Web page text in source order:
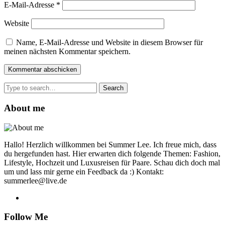
E-Mail-Adresse *
Website
Name, E-Mail-Adresse und Website in diesem Browser für
meinen nächsten Kommentar speichern.
Search
for:
About me
Hallo! Herzlich willkommen bei Summer Lee. Ich freue mich, dass
du hergefunden hast. Hier erwarten dich folgende Themen: Fashion,
Lifestyle, Hochzeit und Luxusreisen für Paare. Schau dich doch mal
um und lass mir gerne ein Feedback da :) Kontakt:
summerlee@live.de
Follow Me